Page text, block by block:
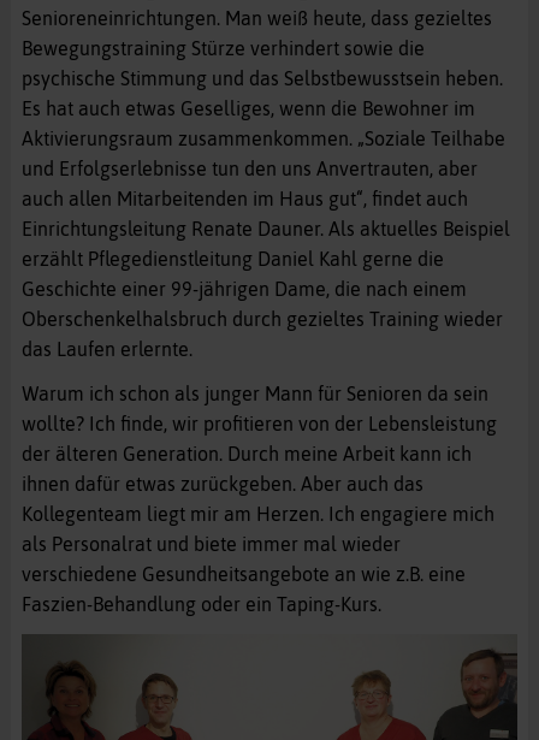
Senioreneinrichtungen. Man weiß heute, dass gezieltes
Bewegungstraining Stürze verhindert sowie die
psychische Stimmung und das Selbstbewusstsein heben.
Es hat auch etwas Geselliges, wenn die Bewohner im
Aktivierungsraum zusammenkommen. „Soziale Teilhabe
und Erfolgserlebnisse tun den uns Anvertrauten, aber
auch allen Mitarbeitenden im Haus gut“, findet auch
Einrichtungsleitung Renate Dauner. Als aktuelles Beispiel
erzählt Pflegedienstleitung Daniel Kahl gerne die
Geschichte einer 99-jährigen Dame, die nach einem
Oberschenkelhalsbruch durch gezieltes Training wieder
das Laufen erlernte.
Warum ich schon als junger Mann für Senioren da sein
wollte? Ich finde, wir profitieren von der Lebensleistung
der älteren Generation. Durch meine Arbeit kann ich
ihnen dafür etwas zurückgeben. Aber auch das
Kollegenteam liegt mir am Herzen. Ich engagiere mich
als Personalrat und biete immer mal wieder
verschiedene Gesundheitsangebote an wie z.B. eine
Faszien-Behandlung oder ein Taping-Kurs.